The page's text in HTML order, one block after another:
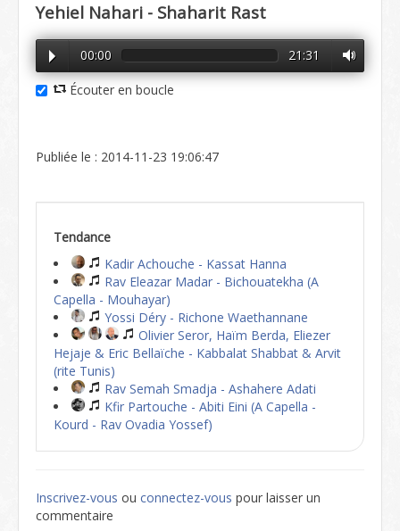
Yehiel Nahari - Shaharit Rast
00:00 21:31
Écouter en boucle
Publiée le : 2014-11-23 19:06:47
Tendance
Kadir Achouche - Kassat Hanna
Rav Eleazar Madar - Bichouatekha (A
Capella - Mouhayar)
Yossi Déry - Richone Waethannane
Olivier Seror, Haïm Berda, Eliezer
Hejaje & Eric Bellaïche - Kabbalat Shabbat & Arvit
(rite Tunis)
Rav Semah Smadja - Ashahere Adati
Kfir Partouche - Abiti Eini (A Capella -
Kourd - Rav Ovadia Yossef)
Inscrivez-vous ou connectez-vous pour laisser un
commentaire